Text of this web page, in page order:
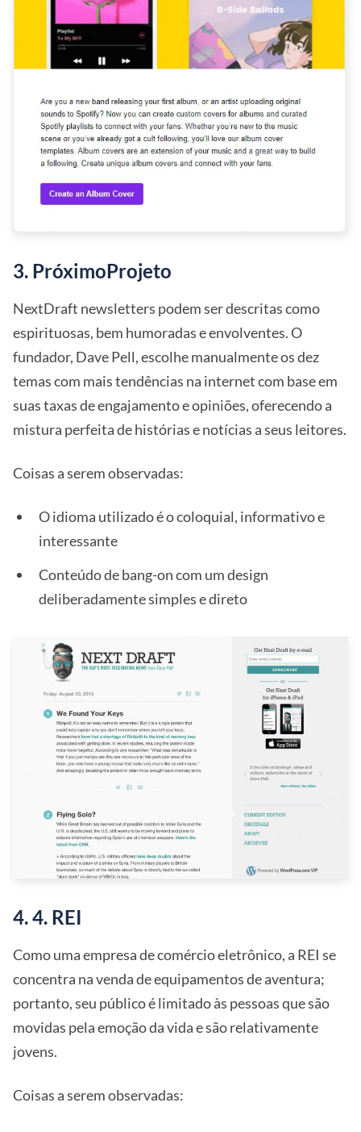
3. PróximoProjeto
NextDraft newsletters podem ser descritas como
espirituosas, bem humoradas e envolventes. O
fundador, Dave Pell, escolhe manualmente os dez
temas com mais tendências na internet com base em
suas taxas de engajamento e opiniões, oferecendo a
mistura perfeita de histórias e notícias a seus leitores.
Coisas a serem observadas:
O idioma utilizado é o coloquial, informativo e
interessante
Conteúdo de bang-on com um design
deliberadamente simples e direto
4. 4. REI
Como uma empresa de comércio eletrônico, a REI se
concentra na venda de equipamentos de aventura;
portanto, seu público é limitado às pessoas que são
movidas pela emoção da vida e são relativamente
jovens.
Coisas a serem observadas: